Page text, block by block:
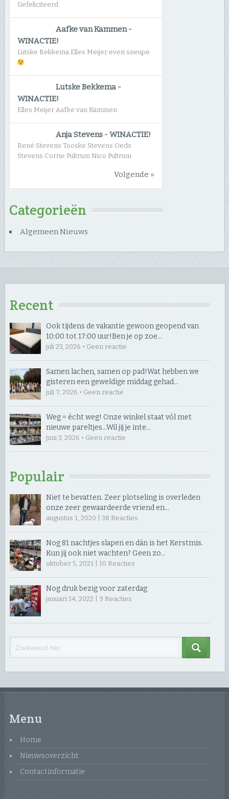
Gefeliciteerd
Aafke van Kammen-
WINACTIE!
Lutske Bekkema Elles Meijer even sneupe
Lutske Bekkema -
WINACTIE!
Elles Meijer Aafke van Kammen
Anja Stevens -WINACTIE!
René Stevens Tooske Stevens Oeds
Stevens Corrie Pultrum Nico Pultrum
Volgende »
Categorieën
Algemeen Nieuws
Recent
Ook tijdens de vakantie gewoon geopend van
10:00 tot 17:00 uur! ​Ben je op zoe…
juli 23, 2026 • Geen reactie
Samen lachen, samen op pad! ​Wat hebben we
gisteren een geweldige middag gehad…
juli 7, 2026 • Geen reactie
Weg = écht weg! Onze winkel staat vól met
nieuwe pareltjes… ​Wil jij je inte…
juni 3, 2026 • Geen reactie
Populair
Niet te bevatten. Zeer plotseling is overleden
onze zeer gewaardeerde vriend en…
augustus 1, 2020 | 38 Reacties
Nog 81 nachtjes slapen en dán is het Kerstmis.
Kun jij ook niet wachten? Geen zo…
oktober 5, 2021 | 10 Reacties
Nog druk bezig voor zaterdag
januari 14, 2022 | 9 Reacties
Menu
Home
Nieuwsoverzicht
Contactinformatie